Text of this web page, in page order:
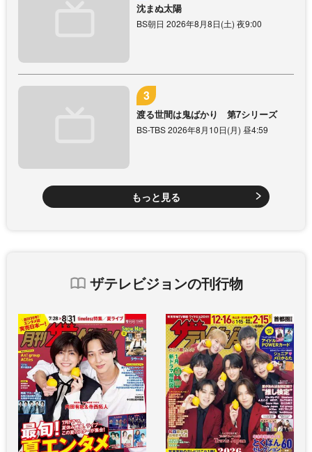
沈まぬ太陽
BS朝日 2026年8月8日(土) 夜9:00
渡る世間は鬼ばかり 第7シリーズ
BS-TBS 2026年8月10日(月) 昼4:59
もっと見る
ザテレビジョンの刊行物